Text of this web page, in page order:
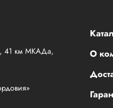
41 км МКАДа,
О